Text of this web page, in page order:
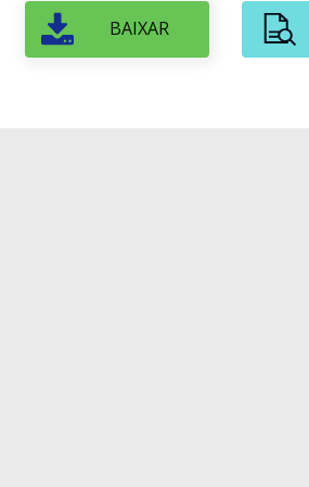
BAIXAR